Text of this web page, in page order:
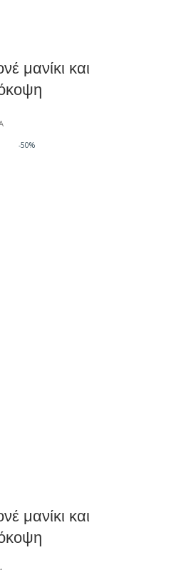
μανίκι και
-50%
μανίκι και